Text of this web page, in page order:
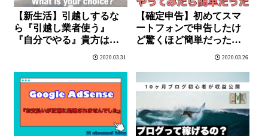
【新生活】引越しするな
ら『引越し業者使う』
『自分でやる』貴方はど
2020.03.31
【確定申告】初めてスマ
ートフォンで申告したけ
ど驚くほど簡単だった【e-
2020.03.26